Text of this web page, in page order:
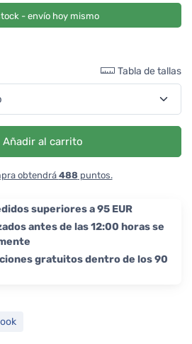
- envío hoy mismo
Tabla de tallas
Añadir al carrito
obtendrá 488puntos.
superiores a 95 EUR
antes de las 12:00 horas se
gratuitos dentro de los 90